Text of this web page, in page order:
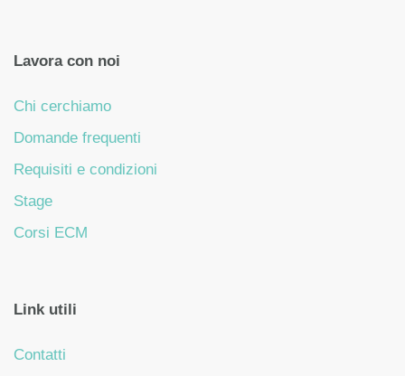
Lavora con noi
Chi cerchiamo
Domande frequenti
Requisiti e condizioni
Stage
Corsi ECM
Link utili
Contatti